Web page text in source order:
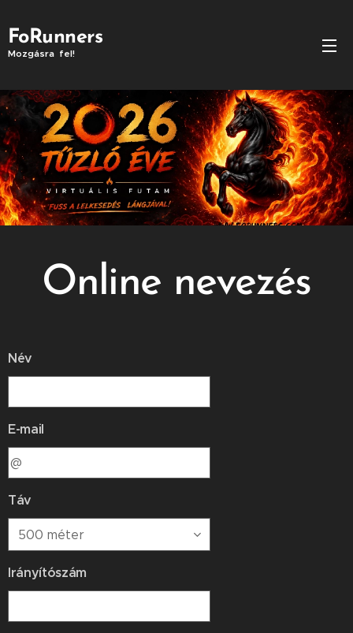
FoRunners
Mozgásra fel!
Online nevezés
Név
E-mail
Táv
Irányítószám